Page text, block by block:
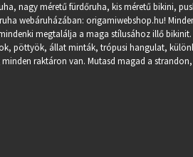
nagy méretű fürdőruha, kis méretű bikini,
webáruházában: origamiwebshop.hu!
megtalálja a maga stílusához illő
pöttyök, állat minták, trópusi hangulat,
minden raktáron van. Mutasd magad a